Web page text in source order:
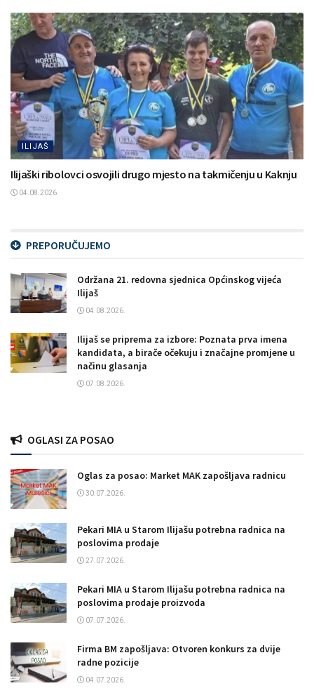
ILIJAŠ
Ilijaški ribolovci osvojili drugo mjesto na takmičenju u Kaknju
04.08.2026.
PREPORUČUJEMO
Održana 21. redovna sjednica Općinskog vijeća
Ilijaš
04.08.2026.
Ilijaš se priprema za izbore: Poznata prva imena
kandidata, a birače očekuju i značajne promjene u
načinu glasanja
07.08.2026.
OGLASI ZA POSAO
Oglas za posao: Market MAK zapošljava radnicu
30.07.2026.
Pekari MIA u Starom Ilijašu potrebna radnica na
poslovima prodaje
27.07.2026.
Pekari MIA u Starom Ilijašu potrebna radnica na
poslovima prodaje proizvoda
07.07.2026.
Firma BM zapošljava: Otvoren konkurs za dvije
radne pozicije
04.07.2026.